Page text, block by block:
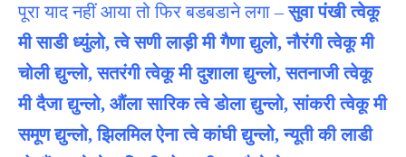
पूरा याद नहीं आया तो फिर बडबडाने लगा –सुवा पंखी त्वेकू
मी साडी ध्युंलो, त्वे सणी लाड़ी मी गैणा द्युलो, नौरंगी त्वेकू मी
चोली द्युन्लो, सतरंगी त्वेकू मी दुशाला द्युन्लो, सतनाजी त्वेकू
मी दैजा द्युन्लो, औंला सारिक त्वे डोला द्युन्लो, सांकरी त्वेकू मी
समूण द्युन्लो, झिलमिल ऐना त्वे कांघी द्युन्लो, न्यूती की लाडी